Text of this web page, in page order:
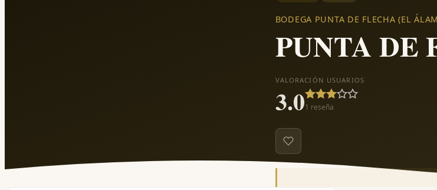
BODEGA PUNTA DE FLECHA (EL
PUNTA DE
VALORACIÓN USUARIOS
3.01 reseña